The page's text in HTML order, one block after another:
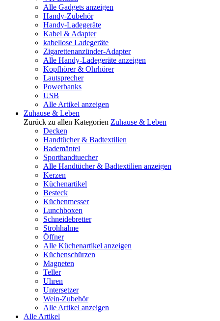
Alle Gadgets anzeigen
Handy-Zubehör
Handy-Ladegeräte
Kabel & Adapter
kabellose Ladegeräte
Zigarettenanzünder-Adapter
Alle Handy-Ladegeräte anzeigen
Kopfhörer & Ohrhörer
Lautsprecher
Powerbanks
USB
Alle Artikel anzeigen
Zuhause & Leben
Zurück zu allen Kategorien Zuhause & Leben
Decken
Handtücher & Badtextilien
Bademäntel
Sporthandtuecher
Alle Handtücher & Badtextilien anzeigen
Kerzen
Küchenartikel
Besteck
Küchenmesser
Lunchboxen
Schneidebretter
Strohhalme
Öffner
Alle Küchenartikel anzeigen
Küchenschürzen
Magneten
Teller
Uhren
Untersetzer
Wein-Zubehör
Alle Artikel anzeigen
Alle Artikel